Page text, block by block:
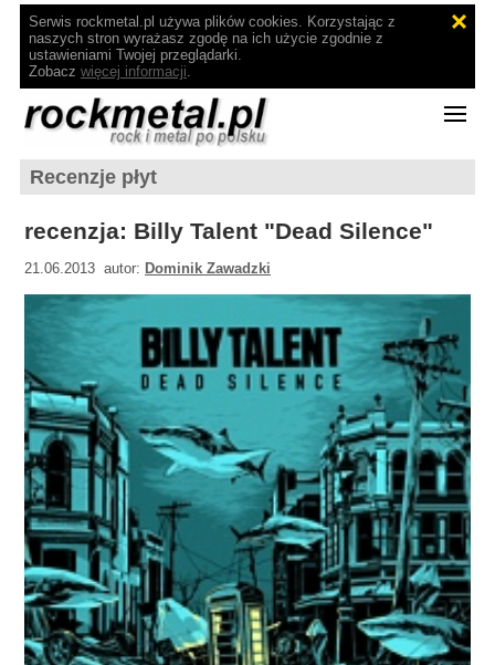
Serwis rockmetal.pl używa plików cookies. Korzystając z
naszych stron wyrażasz zgodę na ich użycie zgodnie z
ustawieniami Twojej przeglądarki.
Zobacz więcej informacji.
Recenzje płyt
recenzja: Billy Talent "Dead Silence"
21.06.2013 autor: Dominik Zawadzki